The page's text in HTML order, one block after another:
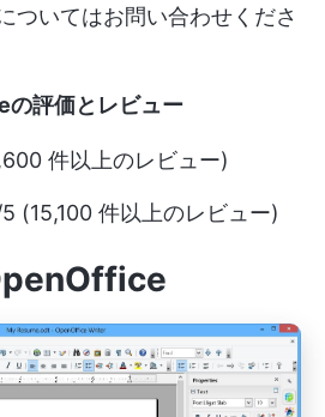
ついてはお問い合わせくださ
評価とレビュー
件以上のレビュー)
(15,100 件以上のレビュー)